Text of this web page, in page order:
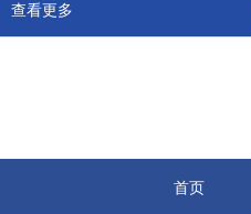
查看更多
首页